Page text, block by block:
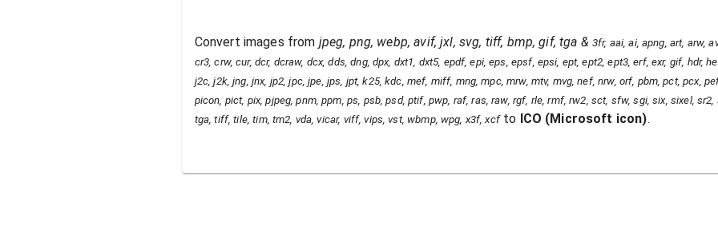
Convert images from jpeg, png, webp, avif, jxl, svg, tiff, bmp, gif, tga & 3fr, aai, ai, apng, art, arw,
cr3, crw, cur, dcr, dcraw, dcx, dds, dng, dpx, dxt1, dxt5, epdf, epi, eps, epsf, epsi, ept, ept2, ept3, erf, exr, gif, hdr,
j2c, j2k, jng, jnx, jp2, jpc, jpe, jps, jpt, k25, kdc, mef, miff, mng, mpc, mrw, mtv, mvg, nef, nrw, orf, pbm, pct, pcx,
picon, pict, pix, pjpeg, pnm, ppm, ps, psb, psd, ptif, pwp, raf, ras, raw, rgf, rle, rmf, rw2, sct, sfw, sgi, six, sixel,
tga, tiff, tile, tim, tm2, vda, vicar, viff, vips, vst, wbmp, wpg, x3f, xcfto ICO (Microsoft icon).